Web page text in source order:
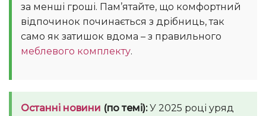
за менші гроші. Пам’ятайте, що комфортний
відпочинок починається з дрібниць, так
само як затишок вдома – з правильного
меблевого комплекту.
Останні новини (по темі):У 2025 році уряд